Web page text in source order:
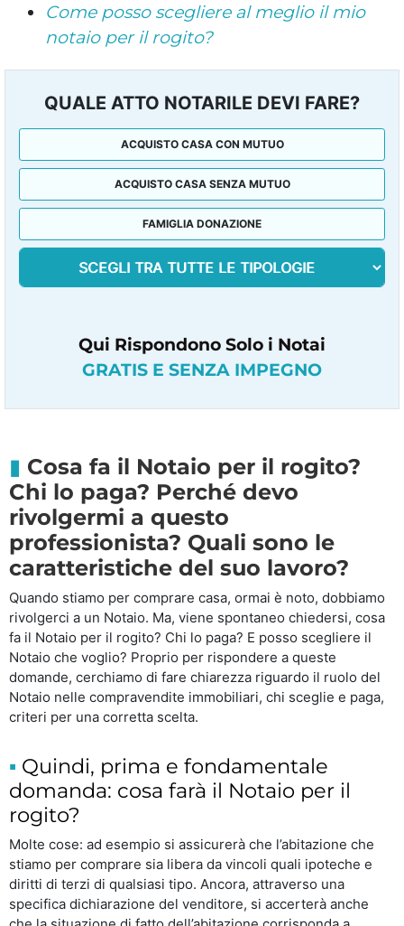
Come posso scegliere al meglio il mio
notaio per il rogito?
QUALE ATTO NOTARILE DEVI FARE?
ACQUISTO CASA CON MUTUO
ACQUISTO CASA SENZA MUTUO
FAMIGLIA DONAZIONE
Qui Rispondono Solo i Notai
GRATIS E SENZA IMPEGNO
Cosa fa il Notaio per il rogito?
Chi lo paga? Perché devo
rivolgermi a questo
professionista? Quali sono le
caratteristiche del suo lavoro?
Quando stiamo per comprare casa, ormai è noto, dobbiamo
rivolgerci a un Notaio. Ma, viene spontaneo chiedersi, cosa
fa il Notaio per il rogito? Chi lo paga? E posso scegliere il
Notaio che voglio? Proprio per rispondere a queste
domande, cerchiamo di fare chiarezza riguardo il ruolo del
Notaio nelle compravendite immobiliari, chi sceglie e paga,
criteri per una corretta scelta.
Quindi, prima e fondamentale
domanda: cosa farà il Notaio per il
rogito?
Molte cose: ad esempio si assicurerà che l’abitazione che
stiamo per comprare sia libera da vincoli quali ipoteche e
diritti di terzi di qualsiasi tipo. Ancora, attraverso una
specifica dichiarazione del venditore, si accerterà anche